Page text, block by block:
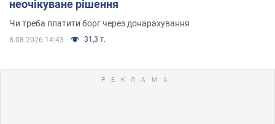
неочікуване рішення
Чи треба платити борг через донарахування
8.08.2026 14:43 31,3 т.